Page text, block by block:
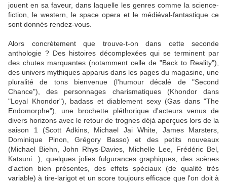
jouent en sa faveur, dans laquelle les genres comme la science-
fiction, le western, le space opera et le médiéval-fantastique ce
sont donnés rendez-vous.
Alors concrètement que trouve-t-on dans cette seconde
anthologie ? Des histoires décomplexées qui se terminent par
des chutes marquantes (notamment celle de "Back to Reality"),
des univers mythiques apparus dans les pages du magasine, une
pluralité de tons bienvenue (l'humour décalé de "Second
Chance"), des personnages charismatiques (Khondor dans
"Loyal Khondor"), badass et diablement sexy (Gas dans "The
Endomorphe"), une brochette pléthorique d'acteurs venus de
divers horizons avec le retour de trognes déjà aperçues lors de la
saison 1 (Scott Adkins, Michael Jai White, James Marsters,
Dominique Pinon, Grégory Basso) et des petits nouveaux
(Michael Biehn, John Rhys-Davies, Michelle Lee, Frédéric Bel,
Katsuni...), quelques jolies fulgurances graphiques, des scènes
d'action bien présentes, des effets spéciaux (de qualité très
variable) à tire-larigot et un score toujours efficace que l'on doit à